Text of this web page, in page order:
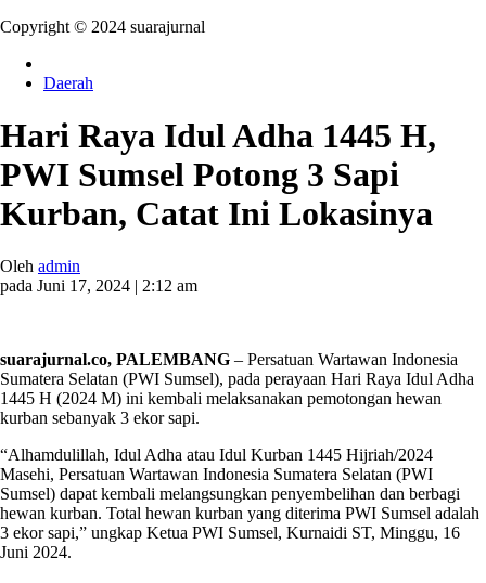
Copyright © 2024 suarajurnal
Daerah
Hari Raya Idul Adha 1445 H,
PWI Sumsel Potong 3 Sapi
Kurban, Catat Ini Lokasinya
Oleh admin
pada Juni 17, 2024 | 2:12 am
suarajurnal.co, PALEMBANG – Persatuan Wartawan Indonesia
Sumatera Selatan (PWI Sumsel), pada perayaan Hari Raya Idul Adha
1445 H (2024 M) ini kembali melaksanakan pemotongan hewan
kurban sebanyak 3 ekor sapi.
“Alhamdulillah, Idul Adha atau Idul Kurban 1445 Hijriah/2024
Masehi, Persatuan Wartawan Indonesia Sumatera Selatan (PWI
Sumsel) dapat kembali melangsungkan penyembelihan dan berbagi
hewan kurban. Total hewan kurban yang diterima PWI Sumsel adalah
3 ekor sapi,” ungkap Ketua PWI Sumsel, Kurnaidi ST, Minggu, 16
Juni 2024.